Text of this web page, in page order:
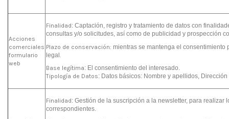
Acciones
comerciales
formulario
web
Finalidad: Captación, registro y tratamiento de datos con
consultas y/o solicitudes, así como de publicidad y prospección
Plazo de conservación: mientras se mantenga el consentimiento
legal.
Base legítima: El consentimiento del interesado.
Tipología de Datos: Datos básicos: Nombre y apellidos,
Finalidad: Gestión de la suscripción a la newsletter, para realizar
correspondientes.